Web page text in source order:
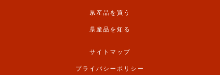
県産品を買う
県産品を知る
サイトマップ
プライバシーポリシー